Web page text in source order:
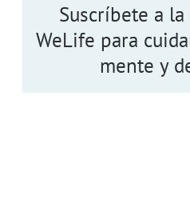
Suscríbete a
WeLife para
mente y